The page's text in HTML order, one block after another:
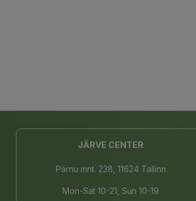
JÄRVE CENTER
Pärnu mnt. 238, 11624 Tallinn
Mon-Sat 10-21, Sun 10-19